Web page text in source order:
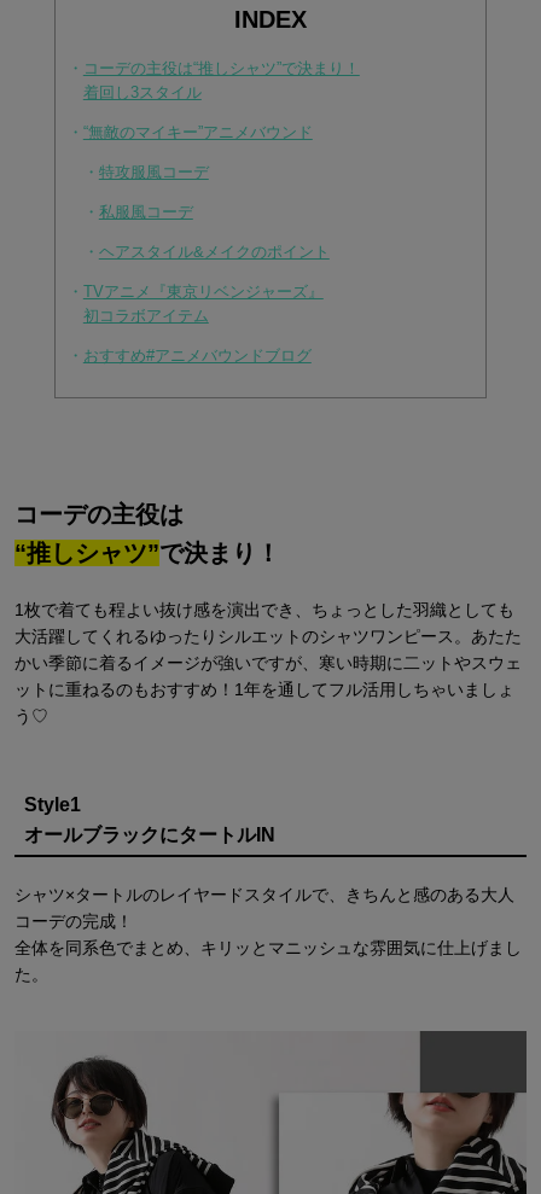
INDEX
・ コーデの主役は“推しシャツ”で決まり！
着回し3スタイル
・ “無敵のマイキー”アニメバウンド
・ 特攻服風コーデ
・ 私服風コーデ
・ ヘアスタイル&メイクのポイント
・ TVアニメ『東京リベンジャーズ』
初コラボアイテム
・ おすすめ#アニメバウンドブログ
コーデの主役は
“推しシャツ”で決まり！
1枚で着ても程よい抜け感を演出でき、ちょっとした羽織としても
大活躍してくれるゆったりシルエットのシャツワンピース。あたた
かい季節に着るイメージが強いですが、寒い時期に二ットやスウェ
ットに重ねるのもおすすめ！1年を通してフル活用しちゃいましょ
う♡
Style1
オールブラックにタートルIN
シャツ×タートルのレイヤードスタイルで、きちんと感のある大人
コーデの完成！
全体を同系色でまとめ、キリッとマニッシュな雰囲気に仕上げまし
た。